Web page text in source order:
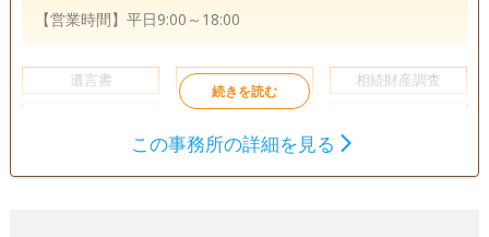
【営業時間】平日9:00～18:00
遺言書 遺産分割
相続財産調査
銀行手続き
この事務所の詳細を見る